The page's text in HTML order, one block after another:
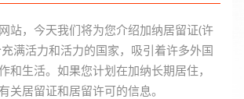
站，今天我们将为您介绍加纳居留证(许
满活力和活力的国家，吸引着许多外国
和生活。如果您计划在加纳长期居住，
关居留证和居留许可的信息。